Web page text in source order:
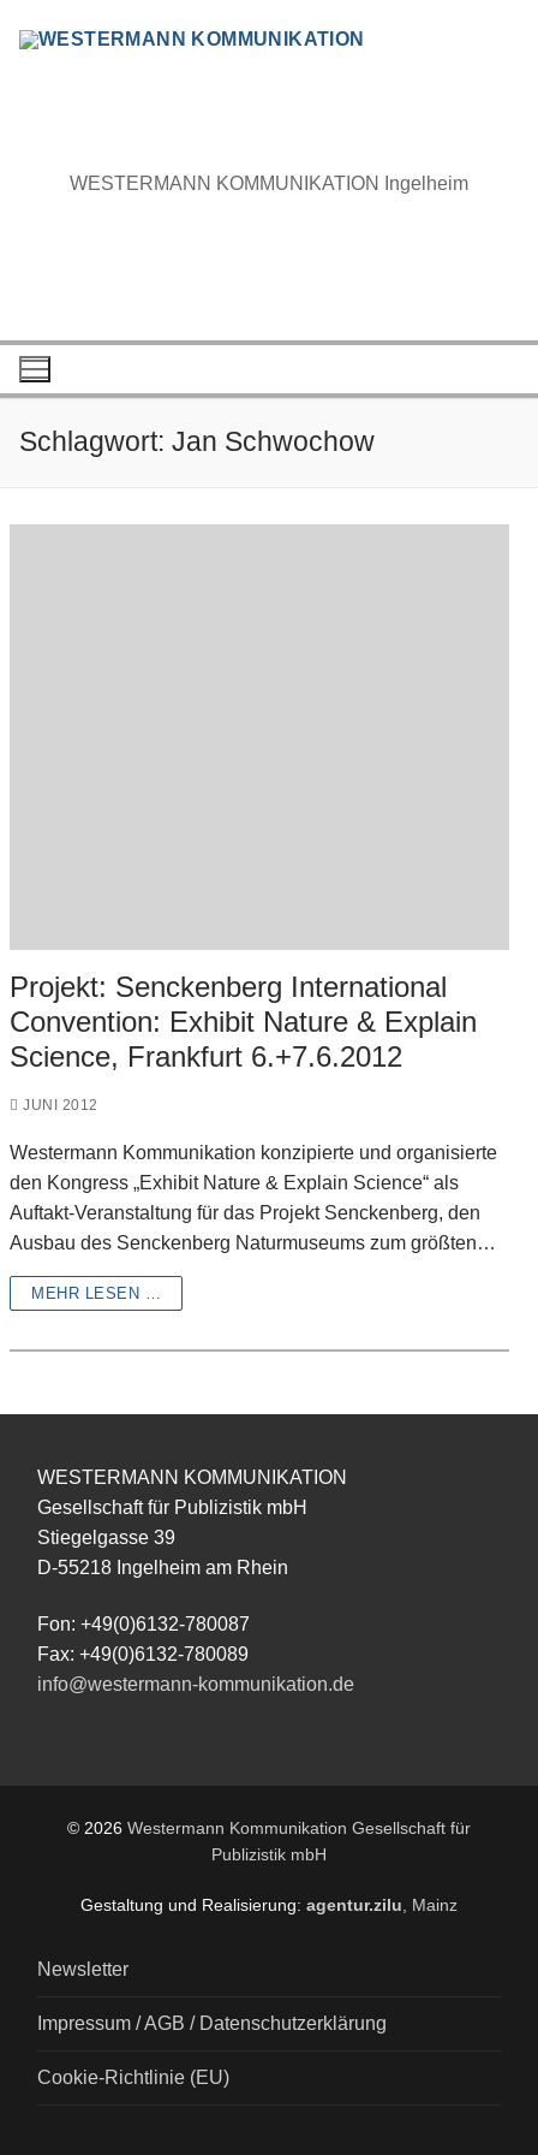
Inhalt
WESTERMANN KOMMUNIKATION Ingelheim
Schlagwort: Jan Schwochow
Projekt: Senckenberg International
Convention: Exhibit Nature & Explain
Science, Frankfurt 6.+7.6.2012
JUNI 2012
Westermann Kommunikation konzipierte und organisierte
den Kongress „Exhibit Nature & Explain Science“ als
Auftakt-Veranstaltung für das Projekt Senckenberg, den
Ausbau des Senckenberg Naturmuseums zum größten…
MEHR LESEN …
WESTERMANN KOMMUNIKATION
Gesellschaft für Publizistik mbH
Stiegelgasse 39
D-55218 Ingelheim am Rhein
Fon: +49(0)6132-780087
Fax: +49(0)6132-780089
info@westermann-kommunikation.de
© 2026 Westermann Kommunikation Gesellschaft für
Publizistik mbH
Gestaltung und Realisierung: agentur.zilu , Mainz
Newsletter
Impressum / AGB / Datenschutzerklärung
Cookie-Richtlinie (EU)